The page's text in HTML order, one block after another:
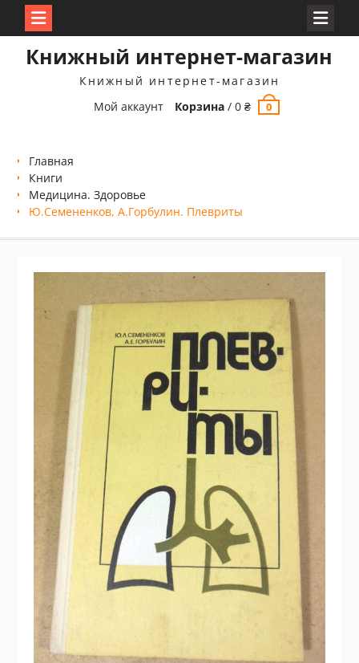
Книжный интернет-магазин
Книжный интернет-магазин
Мой аккаунт
Корзина /0₴ 0
Главная
Книги
Медицина. Здоровье
Ю.Семененков, А.Горбулин. Плевриты